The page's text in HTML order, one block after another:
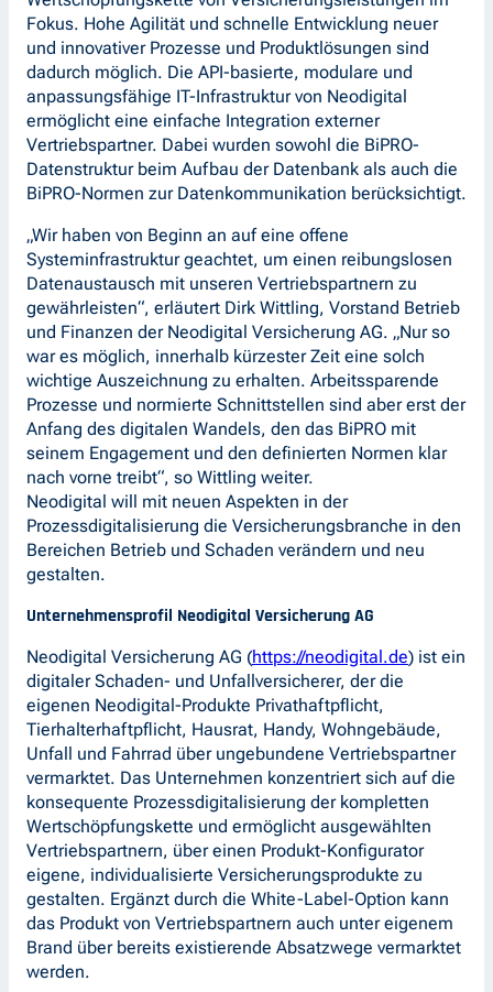
Fokus. Hohe Agilität und schnelle Entwicklung neuer
und innovativer Prozesse und Produktlösungen sind
dadurch möglich. Die API-basierte, modulare und
anpassungsfähige IT-Infrastruktur von Neodigital
ermöglicht eine einfache Integration externer
Vertriebspartner. Dabei wurden sowohl die BiPRO-
Datenstruktur beim Aufbau der Datenbank als auch die
BiPRO-Normen zur Datenkommunikation berücksichtigt.
„Wir haben von Beginn an auf eine offene
Systeminfrastruktur geachtet, um einen reibungslosen
Datenaustausch mit unseren Vertriebspartnern zu
gewährleisten“, erläutert Dirk Wittling, Vorstand Betrieb
und Finanzen der Neodigital Versicherung AG. „Nur so
war es möglich, innerhalb kürzester Zeit eine solch
wichtige Auszeichnung zu erhalten. Arbeitssparende
Prozesse und normierte Schnittstellen sind aber erst der
Anfang des digitalen Wandels, den das BiPRO mit
seinem Engagement und den definierten Normen klar
nach vorne treibt“, so Wittling weiter.
Neodigital will mit neuen Aspekten in der
Prozessdigitalisierung die Versicherungsbranche in den
Bereichen Betrieb und Schaden verändern und neu
gestalten.
Unternehmensprofil Neodigital Versicherung AG
Neodigital Versicherung AG (https://neodigital.de) ist ein
digitaler Schaden- und Unfallversicherer, der die
eigenen Neodigital-Produkte Privathaftpflicht,
Tierhalterhaftpflicht, Hausrat, Handy, Wohngebäude,
Unfall und Fahrrad über ungebundene Vertriebspartner
vermarktet. Das Unternehmen konzentriert sich auf die
konsequente Prozessdigitalisierung der kompletten
Wertschöpfungskette und ermöglicht ausgewählten
Vertriebspartnern, über einen Produkt-Konfigurator
eigene, individualisierte Versicherungsprodukte zu
gestalten. Ergänzt durch die White-Label-Option kann
das Produkt von Vertriebspartnern auch unter eigenem
Brand über bereits existierende Absatzwege vermarktet
werden.